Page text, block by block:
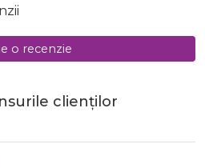
o recenzie
clienților